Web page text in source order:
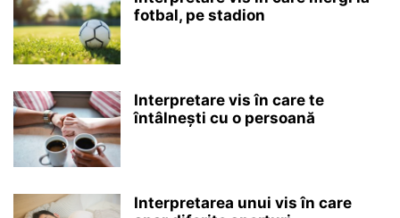
fotbal, pe stadion
Interpretare vis în care te
întâlnești cu o persoană
Interpretarea unui vis în care